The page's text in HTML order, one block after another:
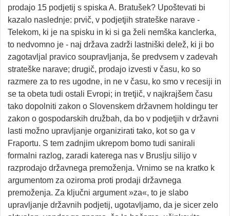
prodajo 15 podjetij s spiska A. Bratušek? Upoštevati bi
kazalo naslednje: prvič, v podjetjih strateške narave -
Telekom, ki je na spisku in ki si ga želi nemška kanclerka,
to nedvomno je - naj država zadrži lastniški delež, ki ji bo
zagotavljal pravico soupravljanja, še predvsem v zadevah
strateške narave; drugič, prodajo izvesti v času, ko so
razmere za to res ugodne, in ne v času, ko smo v recesiji in
se ta obeta tudi ostali Evropi; in tretjič, v najkrajšem času
tako dopolniti zakon o Slovenskem državnem holdingu ter
zakon o gospodarskih družbah, da bo v podjetjih v državni
lasti možno upravljanje organizirati tako, kot so ga v
Fraportu. S tem zadnjim ukrepom bomo tudi sanirali
formalni razlog, zaradi katerega nas v Bruslju silijo v
razprodajo državnega premoženja. Vrnimo se na kratko k
argumentom za oziroma proti prodaji državnega
premoženja. Za ključni argument »za«, to je slabo
upravljanje državnih podjetij, ugotavljamo, da je sicer zelo